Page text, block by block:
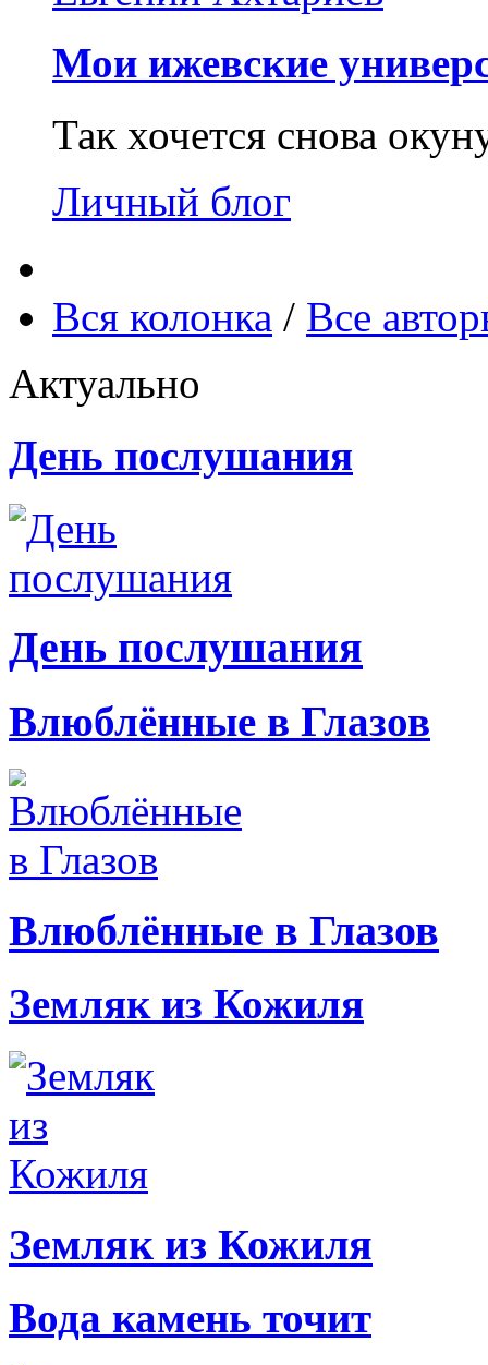
Мои ижевские
Так хочется снова
Личный блог
Вся колонка / Все
Актуально
День послушания
День послушания
Влюблённые в Глазов
Влюблённые в Глазов
Земляк из Кожиля
Земляк из Кожиля
Вода камень точит